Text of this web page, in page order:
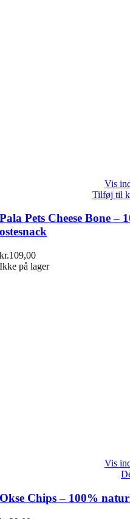
Vis
Tilføj til
Pala Pets Cheese Bone
ostesnack
kr.109,00
Ikke på lager
Vis
Okse Chips – 100%